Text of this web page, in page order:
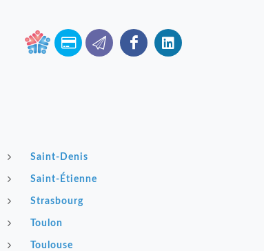
Saint-Denis
Saint-Étienne
Strasbourg
Toulon
Toulouse